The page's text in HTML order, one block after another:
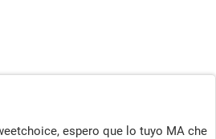
espero que lo tuyo MA che